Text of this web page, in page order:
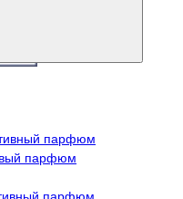
парфюм
парфюм
парфюм